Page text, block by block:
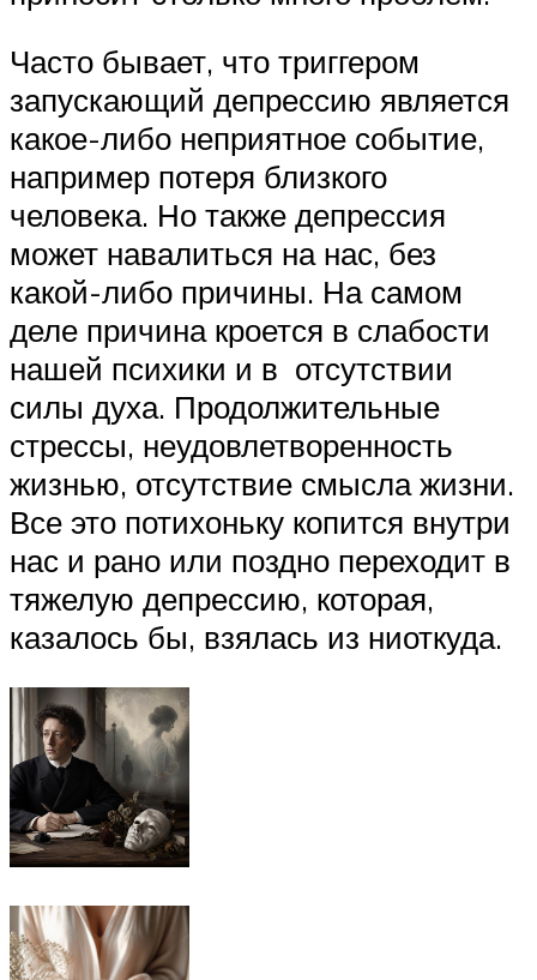
Часто бывает, что триггером
запускающий депрессию является
какое-либо неприятное событие,
например потеря близкого
человека. Но также депрессия
может навалиться на нас, без
какой-либо причины. На самом
деле причина кроется в слабости
нашей психики и в отсутствии
силы духа. Продолжительные
стрессы, неудовлетворенность
жизнью, отсутствие смысла жизни.
Все это потихоньку копится внутри
нас и рано или поздно переходит в
тяжелую депрессию, которая,
казалось бы, взялась из ниоткуда.